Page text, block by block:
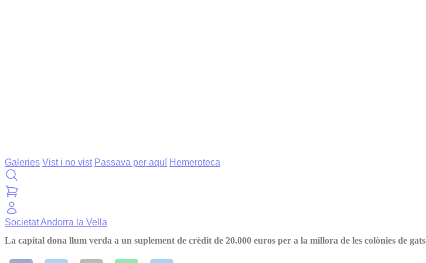
Galeries Vist i no vist Passava per aquí Hemeroteca
SocietatAndorra la Vella
La capital dona llum verda a un suplement de crèdit de 20.000 euros per a la millora de les colònies de gats